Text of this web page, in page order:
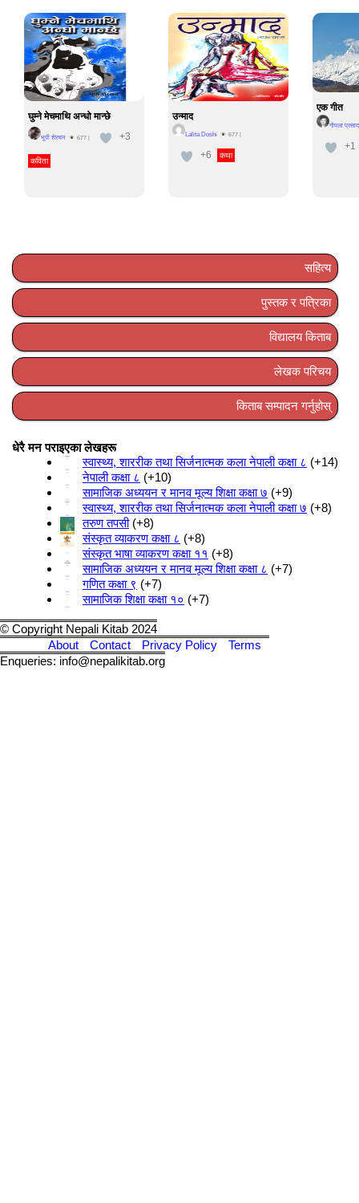
घुम्ने मेचमाथि अन्धो मान्छे
भूपी शेरचन 677| +3
कविता
उन्माद
Lalita Doshi 677|
+6 कथा
एक गीत
गोपला
+1
सहित्य
पुस्तक र पत्रिका
विद्यालय किताब
लेखक परिचय
किताब सम्पादन गर्नुहोस्
धेरै मन पराइएका लेखहरू
स्वास्थ्य, शाररीक तथा सिर्जनात्मक कला नेपाली कक्षा ८
+14
नेपाली कक्षा ८
+10
सामाजिक अध्ययन र मानव मूल्य शिक्षा कक्षा ७ +9
स्वास्थ्य, शाररीक तथा सिर्जनात्मक कला नेपाली कक्षा ७ +8
तरुण तपसी +8
संस्कृत व्याकरण कक्षा ८
+8
संस्कृत भाषा व्याकरण कक्षा ११
+8
सामाजिक अध्ययन र मानव मूल्य शिक्षा कक्षा ८
+7
गणित कक्षा ९
+7
सामाजिक शिक्षा कक्षा १० +7
© Copyright Nepali Kitab 2024
About
Contact Privacy Policy
Terms
Enqueries: info@nepalikitab.org